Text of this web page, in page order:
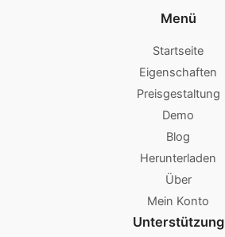
Menü
Startseite
Eigenschaften
Preisgestaltung
Demo
Blog
Herunterladen
Über
Mein Konto
Unterstützung